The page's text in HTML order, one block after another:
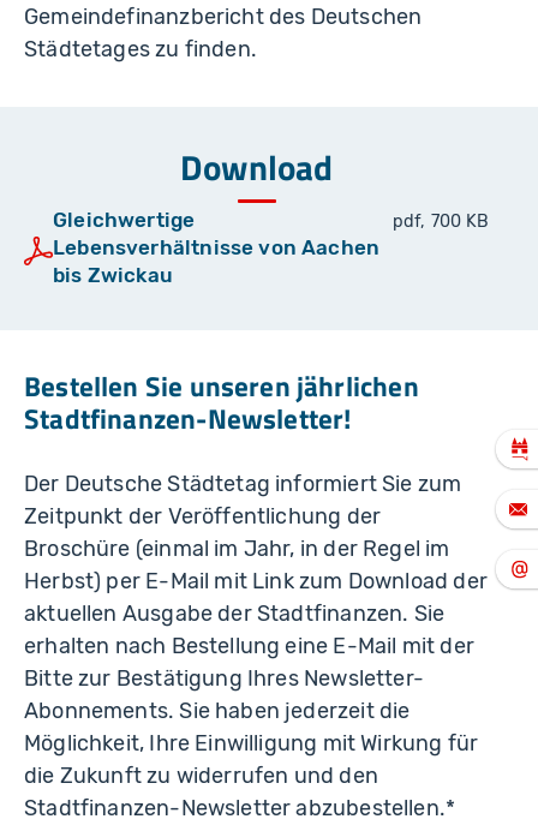
Gemeindefinanzbericht des Deutschen
Städtetages zu finden.
Download
Gleichwertige
Lebensverhältnisse von Aachen
bis Zwickau
pdf, 700 KB
Bestellen Sie unseren jährlichen
Stadtfinanzen-Newsletter!
Der Deutsche Städtetag informiert Sie zum
Zeitpunkt der Veröffentlichung der
Broschüre (einmal im Jahr, in der Regel im
Herbst) per E-Mail mit Link zum Download der
aktuellen Ausgabe der Stadtfinanzen. Sie
erhalten nach Bestellung eine E-Mail mit der
Bitte zur Bestätigung Ihres Newsletter-
Abonnements. Sie haben jederzeit die
Möglichkeit, Ihre Einwilligung mit Wirkung für
die Zukunft zu widerrufen und den
Stadtfinanzen-Newsletter abzubestellen.*